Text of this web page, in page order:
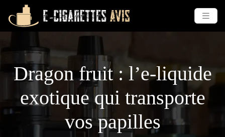
Dragon fruit : l’e-liquide
exotique qui transporte
vos papilles